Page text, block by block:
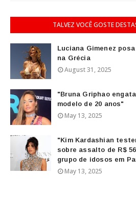
TALVEZ VOCÊ GOSTE
Luciana Gimenez
na Grécia
August 31, 2025
"Bruna Griphao
modelo de 20 anos"
May 13, 2025
"Kim Kardashian
sobre assalto de R$
grupo de idosos em
May 13, 2025